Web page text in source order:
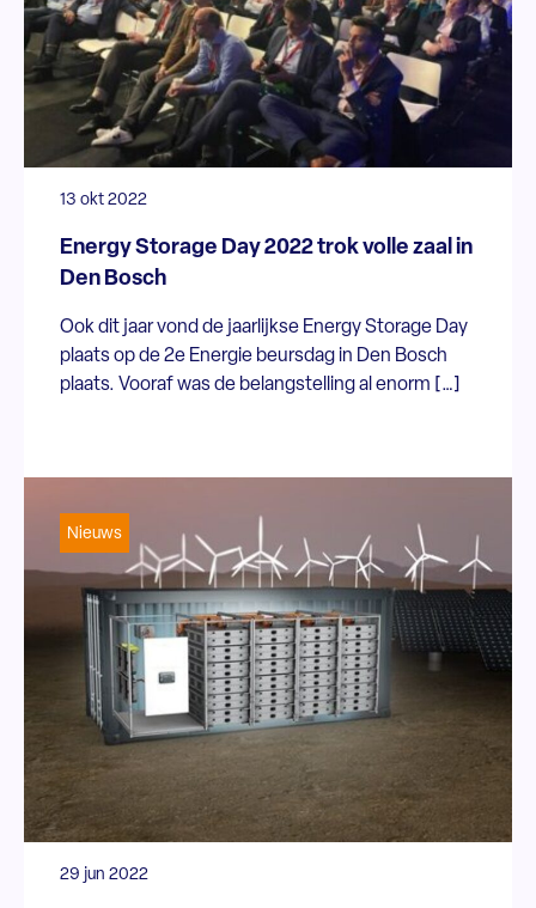
13 okt 2022
Energy Storage Day 2022 trok volle zaal in
Den Bosch
Ook dit jaar vond de jaarlijkse Energy Storage Day
plaats op de 2e Energie beursdag in Den Bosch
plaats. Vooraf was de belangstelling al enorm […]
Nieuws
29 jun 2022